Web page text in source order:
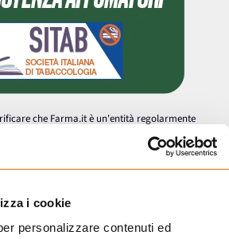
i cookie
personalizzare contenuti ed
che Farma.it è un'entità regolarmente
Salute a effettuare la vendita online di